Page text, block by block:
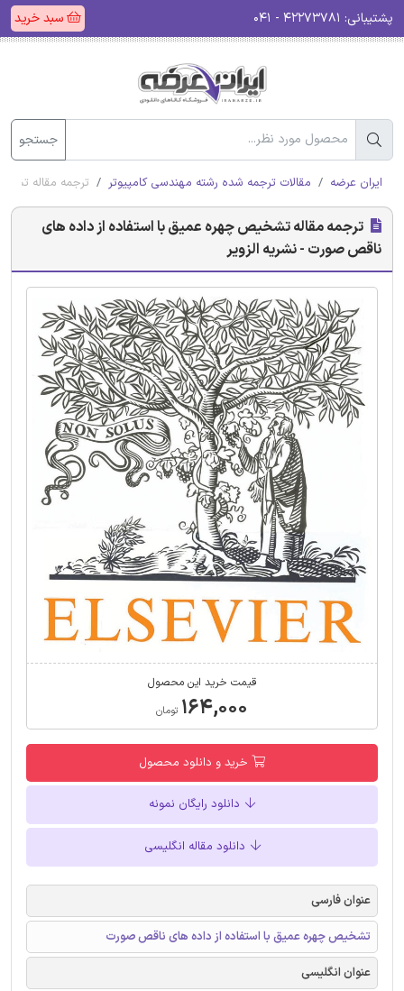
پشتیبانی: سبد خرید
جستجو
ایران عرضه مقالات ترجمه شده رشته مهندسی کامپیوتر ترجمه مقاله
ترجمه مقاله تشخیص چهره عمیق با استفاده از داده های
ناقص صورت - نشریه الزویر
قیمت خرید این محصول
۱۶۴,۰۰۰ تومان
خرید و دانلود محصول
دانلود رایگان نمونه
دانلود مقاله انگلیسی
عنوان فارسی
تشخیص چهره عمیق با استفاده از داده های ناقص صورت
عنوان انگلیسی